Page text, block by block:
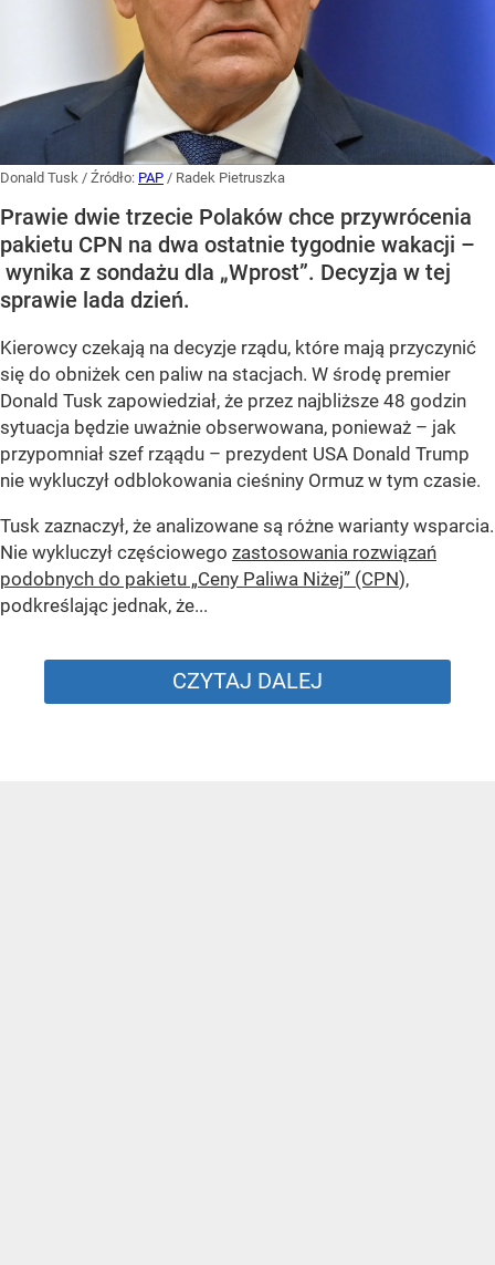
Donald Tusk / Źródło: PAP / Radek Pietruszka
Prawie dwie trzecie Polaków chce przywrócenia
pakietu CPN na dwa ostatnie tygodnie wakacji –
wynika z sondażu dla „Wprost”. Decyzja w tej
sprawie lada dzień.
Kierowcy czekają na decyzje rządu, które mają przyczynić
się do obniżek cen paliw na stacjach. W środę premier
Donald Tusk zapowiedział, że przez najbliższe 48 godzin
sytuacja będzie uważnie obserwowana, ponieważ – jak
przypomniał szef rząądu – prezydent USA Donald Trump
nie wykluczył odblokowania cieśniny Ormuz w tym czasie.
Tusk zaznaczył, że analizowane są różne warianty wsparcia.
Nie wykluczył częściowego zastosowania rozwiązań
podobnych do pakietu „Ceny Paliwa Niżej” (CPN),
podkreślając jednak, że...
CZYTAJ DALEJ